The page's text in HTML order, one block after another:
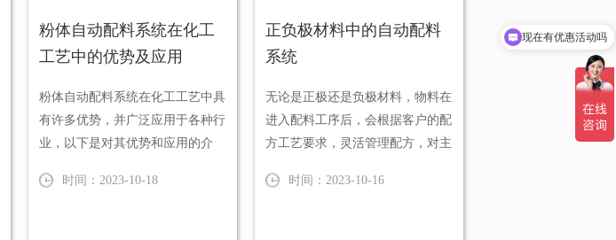
粉体自动配料系统在化工
工艺中的优势及应用
粉体自动配料系统在化工工艺中具
有许多优势，并广泛应用于各种行
业，以下是对其优势和应用的介
时间：2023-10-18
正负极材料中的自动配料
系统
无论是正极还是负极材料，物料在
进入配料工序后，会根据客户的配
方工艺要求，灵活管理配方，对主
动...
时间：2023-10-16
现在有优惠活动吗